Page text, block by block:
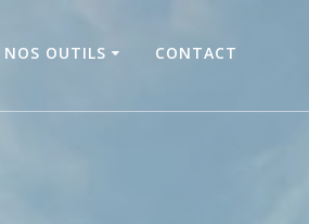
NOS OUTILS CONTACT